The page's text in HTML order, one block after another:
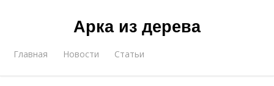
Арка из дерева
Главная Новости Статьи